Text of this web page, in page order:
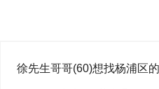
徐先生哥哥(60)想找杨浦区